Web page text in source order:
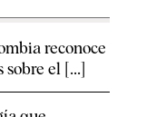
reconoce
el [...]